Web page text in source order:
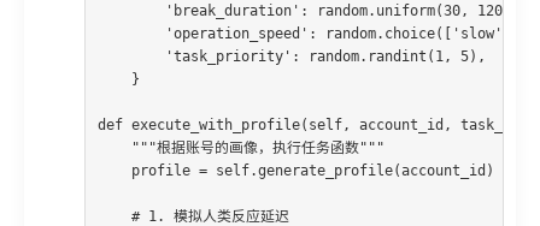
'break_duration': random.uniform(30, 120),
'operation_speed': random.choice(['slow',
'task_priority': random.randint(1, 5),
    }
def execute_with_profile(self, account_id,
    """根据账号的画像，执行任务函数"""
    profile = self.generate_profile(account_id)
    # 1. 模拟人类反应延迟